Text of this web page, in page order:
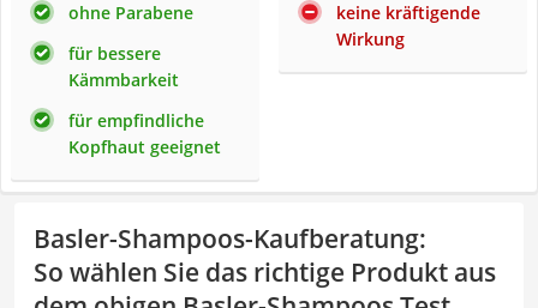
ohne Parabene
für bessere
Kämmbarkeit
für empfindliche
Kopfhaut geeignet
keine kräftigende
Wirkung
Basler-Shampoos-Kaufberatung:
So wählen Sie das richtige Produkt aus